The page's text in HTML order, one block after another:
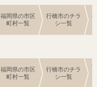
福岡県の市区
町村一覧
行橋市のチラ
シ一覧
福岡県の市区
町村一覧
行橋市のチラ
シ一覧